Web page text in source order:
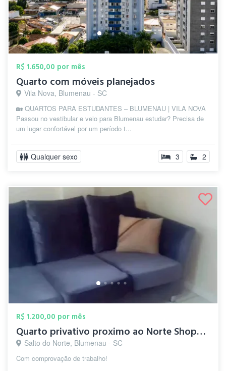
R$ 1.650,00 por mês
Quarto com móveis planejados
Vila Nova, Blumenau - SC
🏡 QUARTOS PARA ESTUDANTES – BLUMENAU | VILA NOVA
Passou no vestibular e veio para Blumenau estudar? Precisa de
um lugar confortável por um período t...
Qualquer sexo 3 2
R$ 1.200,00 por mês
Quarto privativo proximo ao Norte Shoppi...
Salto do Norte, Blumenau - SC
Com comprovação de trabalho!